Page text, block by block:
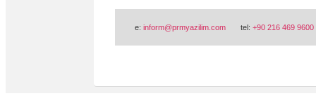
e: inform@prmyazilim.com tel: +90 216 469 9600